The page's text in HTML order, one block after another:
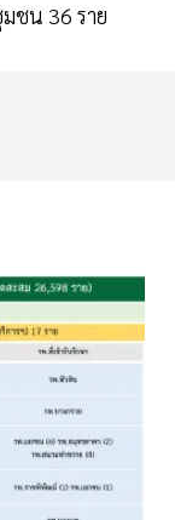
ชน 36 ราย